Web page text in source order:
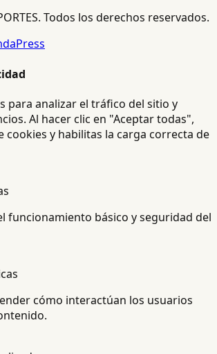
Todos los derechos reservados.
para analizar el tráfico del sitio y
Al hacer clic en "Aceptar todas",
cookies y habilitas la carga correcta de
funcionamiento básico y seguridad del
cómo interactúan los usuarios